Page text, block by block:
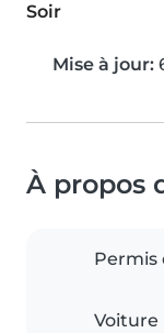
Soir
Mise à jour:
À propos
Permis
Voiture